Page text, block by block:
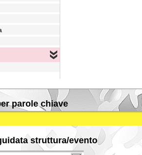
parole chiave
struttura/evento